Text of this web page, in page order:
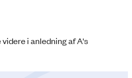
i anledning af A's